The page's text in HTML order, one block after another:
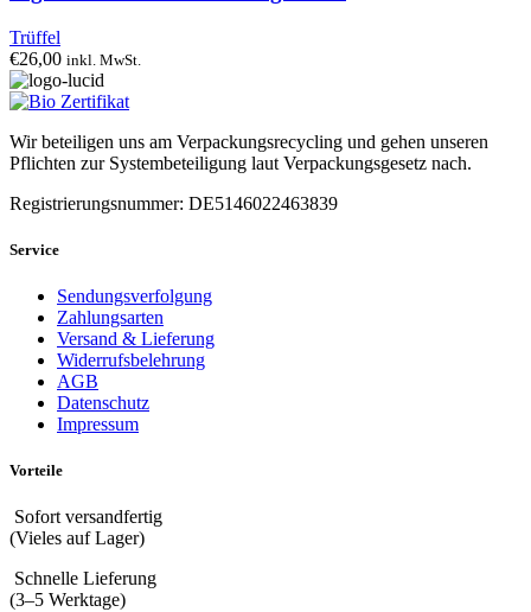
Trüffel
€26,00 inkl. MwSt.
Wir beteiligen uns am Verpackungsrecycling und gehen unseren
Pflichten zur Systembeteiligung laut Verpackungsgesetz nach.
Registrierungsnummer: DE5146022463839
Service
Sendungsverfolgung
Zahlungsarten
Versand & Lieferung
Widerrufsbelehrung
AGB
Datenschutz
Impressum
Vorteile
Sofort versandfertig
(Vieles auf Lager)
Schnelle Lieferung
(3–5 Werktage)